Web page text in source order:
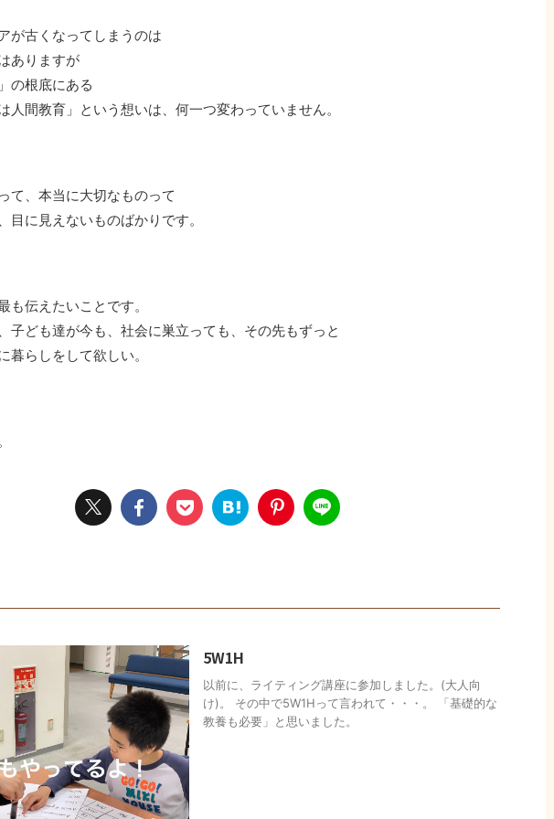
が古くなってしまうのは
ありますが
の根底にある
人間教育」という想いは、何一つ変わっていません。
て、本当に大切なものって
目に見えないものばかりです。
も伝えたいことです。
子ども達が今も、社会に巣立っても、その先もずっと
暮らしをして欲しい。
5W1H
以前に、ライティング講座に参加しました。(大人向
け)。 その中で5W1Hって言われて・・・。 「基礎的な
教養も必要」と思いました。